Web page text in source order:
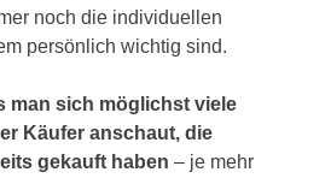
noch die individuellen
persönlich wichtig sind.
man sich möglichst viele
Käufer anschaut, die
gekauft haben – je mehr